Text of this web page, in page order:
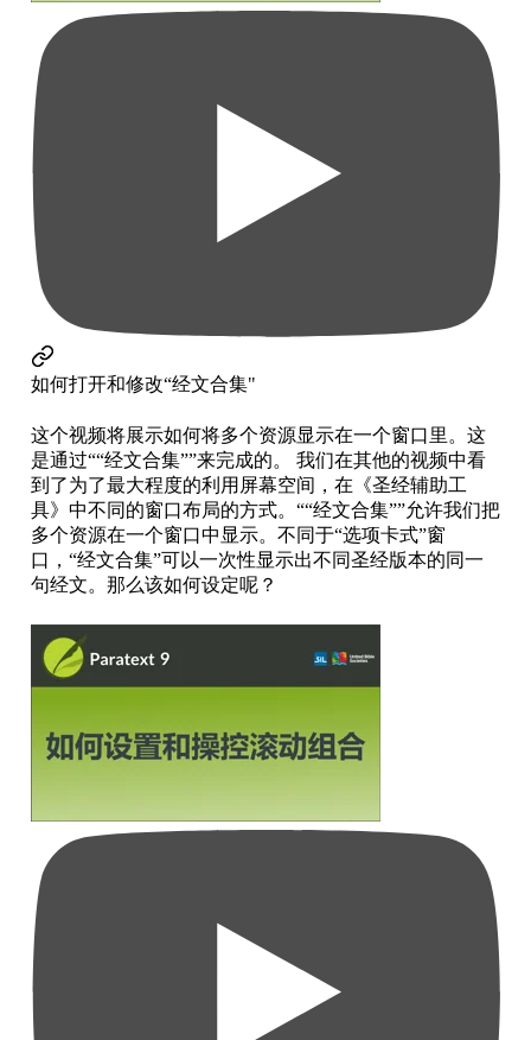
如何打开和修改“经文合集"
这个视频将展示如何将多个资源显示在一个窗口里。这
是通过““经文合集””来完成的。 我们在其他的视频中看
到了为了最大程度的利用屏幕空间，在《圣经辅助工
具》中不同的窗口布局的方式。““经文合集””允许我们把
多个资源在一个窗口中显示。不同于“选项卡式”窗
口，“经文合集”可以一次性显示出不同圣经版本的同一
句经文。那么该如何设定呢？